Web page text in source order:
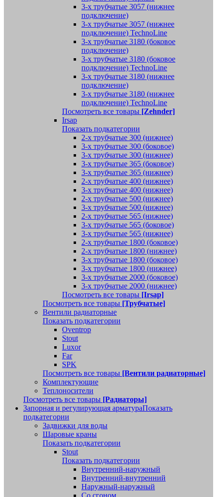
3-х трубчатые 3057 (нижнее
подключение)
3-х трубчатые 3057 (нижнее
подключение) TechnoLine
3-х трубчатые 3180 (боковое
подключение)
3-х трубчатые 3180 (боковое
подключение) TechnoLine
3-х трубчатые 3180 (нижнее
подключение)
3-х трубчатые 3180 (нижнее
подключение) TechnoLine
Посмотреть все товары [Zehnder]
Irsap
Показать подкатегории
2-х трубчатые 300 (нижнее)
3-х трубчатые 300 (боковое)
3-х трубчатые 300 (нижнее)
3-х трубчатые 365 (боковое)
3-х трубчатые 365 (нижнее)
2-х трубчатые 400 (нижнее)
3-х трубчатые 400 (нижнее)
2-х трубчатые 500 (нижнее)
3-х трубчатые 500 (нижнее)
2-х трубчатые 565 (нижнее)
3-х трубчатые 565 (боковое)
3-х трубчатые 565 (нижнее)
2-х трубчатые 1800 (боковое)
2-х трубчатые 1800 (нижнее)
3-х трубчатые 1800 (боковое)
3-х трубчатые 1800 (нижнее)
3-х трубчатые 2000 (боковое)
3-х трубчатые 2000 (нижнее)
Посмотреть все товары [Irsap]
Посмотреть все товары [Трубчатые]
Вентили радиаторные
Показать подкатегории
Oventrop
Stout
Luxor
Far
SPK
Посмотреть все товары [Вентили радиаторные]
Комплектующие
Теплоносители
Посмотреть все товары [Радиаторы]
Запорная и регулирующая арматураПоказать
подкатегории
Задвижки для воды
Шаровые краны
Показать подкатегории
Stout
Показать подкатегории
Внутренний-наружный
Внутренний-внутренний
Наружный-наружный
Со сгоном